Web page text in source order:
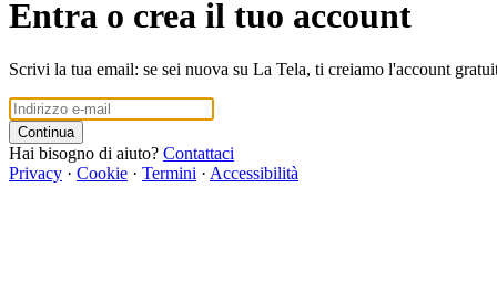
Entra o crea il tuo account
Scrivi la tua email: se sei nuova su La Tela, ti creiamo l'account
Continua
Hai bisogno di aiuto? Contattaci
Privacy · Cookie · Termini · Accessibilità